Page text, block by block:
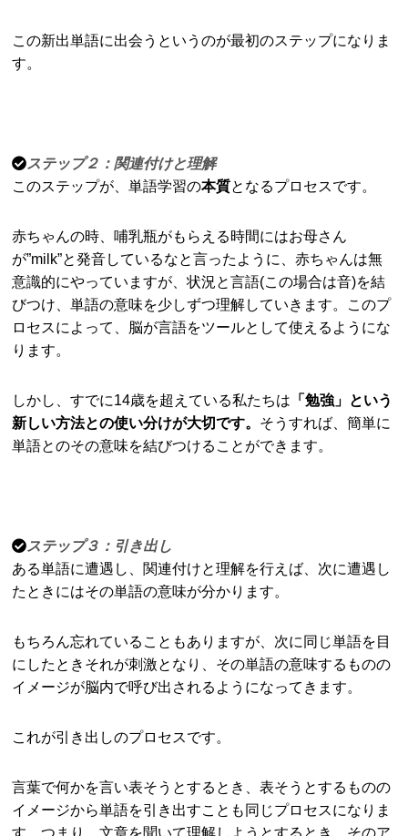
この新出単語に出会うというのが最初のステップになりま
す。
ステップ２：関連付けと理解
このステップが、単語学習の本質となるプロセスです。
赤ちゃんの時、哺乳瓶がもらえる時間にはお母さん
が”milk”と発音しているなと言ったように、赤ちゃんは無
意識的にやっていますが、状況と言語(この場合は音)を結
びつけ、単語の意味を少しずつ理解していきます。このプ
ロセスによって、脳が言語をツールとして使えるようにな
ります。
しかし、すでに14歳を超えている私たちは 「勉強」という
新しい方法との使い分けが大切です。 そうすれば、簡単に
単語とのその意味を結びつけることができます。
ステップ３：引き出し
ある単語に遭遇し、関連付けと理解を行えば、次に遭遇し
たときにはその単語の意味が分かります。
もちろん忘れていることもありますが、次に同じ単語を目
にしたときそれが刺激となり、その単語の意味するものの
イメージが脳内で呼び出されるようになってきます。
これが引き出しのプロセスです。
言葉で何かを言い表そうとするとき、表そうとするものの
イメージから単語を引き出すことも同じプロセスになりま
す。つまり、文章を聞いて理解しようとするとき、そのア